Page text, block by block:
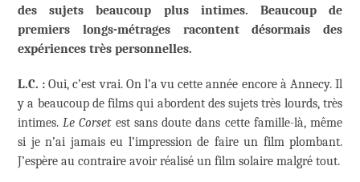
des sujets beaucoup plus intimes. Beaucoup de
premiers longs-métrages racontent désormais des
expériences très personnelles.
L.C. : Oui, c’est vrai. On l’a vu cette année encore à Annecy. Il
y a beaucoup de films qui abordent des sujets très lourds, très
intimes.Le Corsetest sans doute dans cette famille-là, même
si je n’ai jamais eu l’impression de faire un film plombant.
J’espère au contraire avoir réalisé un film solaire malgré tout.